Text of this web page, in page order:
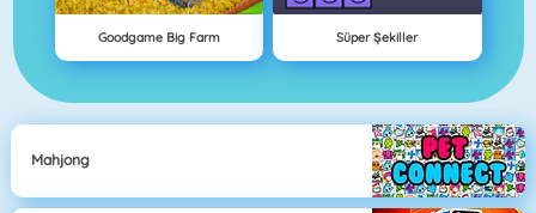
Goodgame Big Farm Süper Şekiller
Mahjong